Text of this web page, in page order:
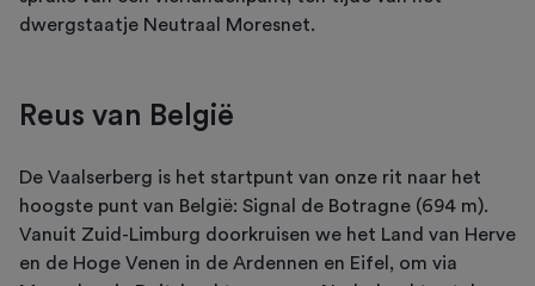
dwergstaatje Neutraal Moresnet.
Reus van België
De Vaalserberg is het startpunt van onze rit naar het
hoogste punt van België: Signal de Botragne (694 m).
Vanuit Zuid-Limburg doorkruisen we het Land van Herve
en de Hoge Venen in de Ardennen en Eifel, om via